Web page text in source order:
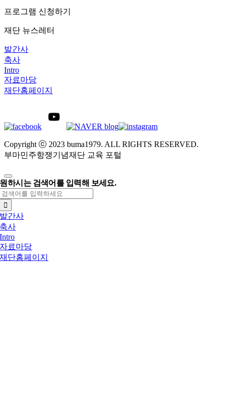
프로그램 신청하기
재단 뉴스레터
발간사
축사
Intro
자료마당
재단홈페이지
Copyright ⓒ 2023 buma1979. ALL RIGHTS RESERVED.
부마민주항쟁기념재단 교육 포털
원하시는 검색어를 입력해 보세요.
:
발간사
축사
Intro
자료마당
재단홈페이지